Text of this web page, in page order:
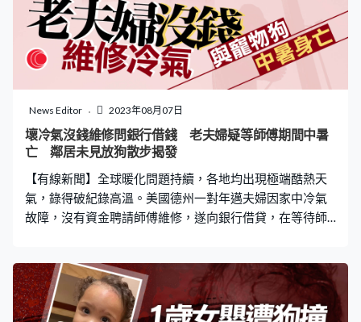
一世免費享用潛艇堡，以及750美元（約5,800港元）的改
名費。 活動藏「古惑細節」 一世任食有限額 雖然活動看
似簡單，但仍然暗藏「古惑細節」，根據活動細則，一世
免費的潛艇堡原來設有限額，條款指的一世免費是約值5萬
美元（約38.9萬港元）的禮品卡。根據美國Subway價目
表，以一個價值3.75美元（約29港元）的6吋火腿潛艇堡
計算，要食盡5萬美元（約38.9萬港元）的禮品卡，獲抽中
的食客一生可食1.3萬個6吋火腿潛艇堡，假設一日食一
News Editor 2023年08月07日
壞冷氣沒錢維修問銀行借錢 老夫婦疑等師傅期間中暑
亡 鄰居未見放狗散步揭發
【有線新聞】全球暖化問題持續，各地均出現極端酷熱天
氣，錄得破紀錄高溫。美國德州一對年邁夫婦因家中冷氣
故障，沒有資金聘請師傅維修，遂向銀行借貸，在等待師
Ramona、Monway Ison這對老夫婦高中時開始拍拖，已共
同走過大半個人生，原定本周慶祝拍拖52週年，但最終未
能如願。夫婦家中冷氣6月12日故障，但因資金不足未能